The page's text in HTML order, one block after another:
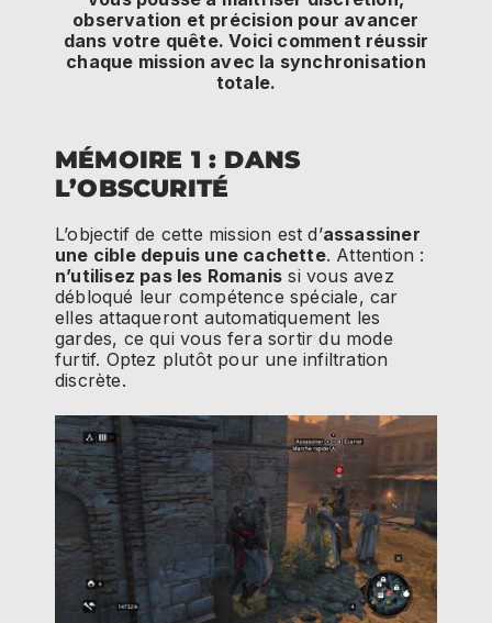
observation et précision pour avancer
dans votre quête. Voici comment réussir
chaque mission avec la synchronisation
totale.
MÉMOIRE 1 : DANS
L’OBSCURITÉ
L’objectif de cette mission est d’assassiner
une cible depuis une cachette. Attention :
n’utilisez pas les Romanis si vous avez
débloqué leur compétence spéciale, car
elles attaqueront automatiquement les
gardes, ce qui vous fera sortir du mode
furtif. Optez plutôt pour une infiltration
discrète.